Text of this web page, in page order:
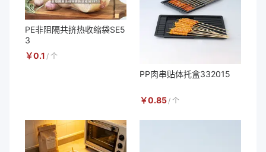
PE非阻隔共挤热收缩袋SE5
3
￥0.1 / 个
PP肉串贴体托盒332015
￥0.85/ 个